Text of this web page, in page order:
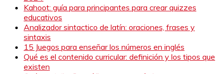
Kahoot: guía para principantes para crear quizzes
educativos
Analizador sintactico de latín: oraciones, frases y
sintaxis
15 Juegos para enseñar los números en inglés
Qué es el contenido curricular: definición y los tipos que
existen